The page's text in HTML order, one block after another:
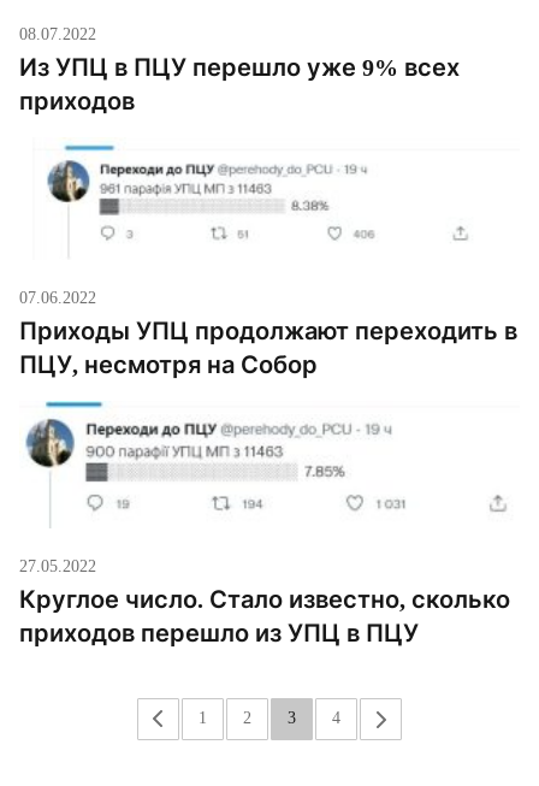
08.07.2022
Из УПЦ в ПЦУ перешло уже 9% всех
приходов
07.06.2022
Приходы УПЦ продолжают переходить в
ПЦУ, несмотря на Собор
27.05.2022
Круглое число. Стало известно, сколько
приходов перешло из УПЦ в ПЦУ
« 1 2 3 4 »